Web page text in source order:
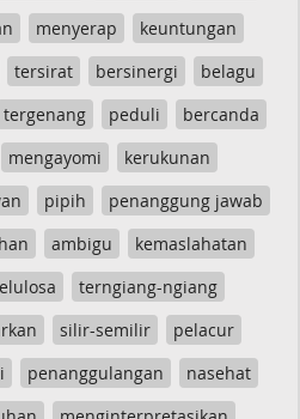
menyerap
keuntungan
tersirat bersinergi
belagu
tergenang peduli
bercanda
mengayomi
kerukunan
pipih
penanggung jawab
ambigu
kemaslahatan
terngiang-ngiang
silir-semilir
pelacur
penanggulangan
nasehat